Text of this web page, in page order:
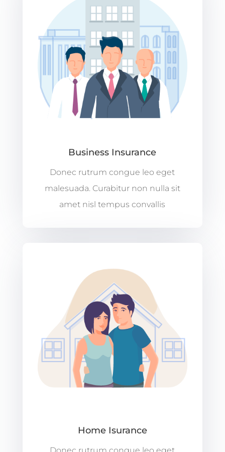
Business Insurance
Donec rutrum congue leo eget
malesuada. Curabitur non nulla sit
amet nisl tempus convallis
Home Isurance